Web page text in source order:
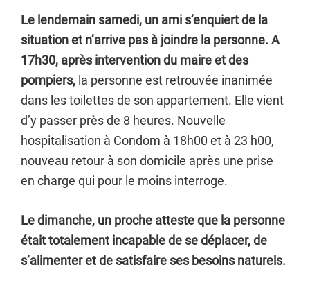
Le lendemain samedi, un ami s’enquiert de la
situation et n’arrive pas à joindre la personne. A
17h30, après intervention du maire et des
pompiers, la personne est retrouvée inanimée
dans les toilettes de son appartement. Elle vient
d’y passer près de 8 heures. Nouvelle
hospitalisation à Condom à 18h00 et à 23 h00,
nouveau retour à son domicile après une prise
en charge qui pour le moins interroge.
Le dimanche, un proche atteste que la personne
était totalement incapable de se déplacer, de
s’alimenter et de satisfaire ses besoins naturels.